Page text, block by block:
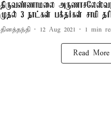
திருவண்ணாமலை
முதல் 3 நாட்கள் பக்தர்கள் சாமி
தினத்தந்தி 12 Aug 2021 1 min
Read More